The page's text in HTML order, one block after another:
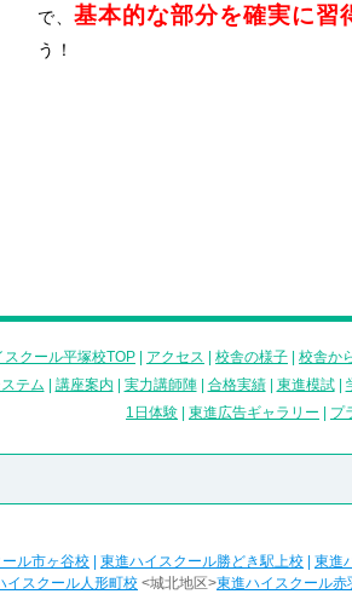
で、 基本的な部分を確実に習
う！
クール平塚校TOP アクセス 校舎の様子 校舎か
テム
講座案内 実力講師陣| 合格実績| 東進模試|
1日体験
東進広告ギャラリー プ
ル市ヶ谷校 東進ハイスクール勝どき駅上校 東進
イスクール人形町校 <城北地区>東進ハイスクール赤